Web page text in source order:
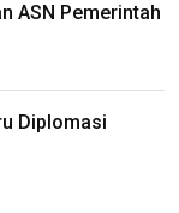
ASN Pemerintah
Diplomasi